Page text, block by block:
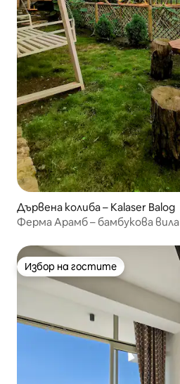
Дървена колиба – Kalaser Balog
Ферма Арамб – бамбукова вила
Избор на гостите
Избор на гостите